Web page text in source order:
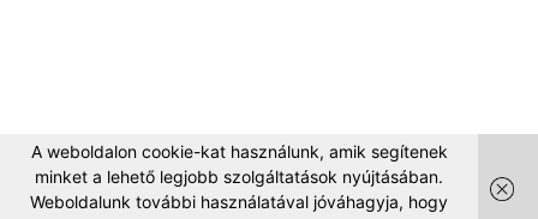
A weboldalon cookie-kat használunk, amik segítenek
minket a lehető legjobb szolgáltatások nyújtásában.
Weboldalunk további használatával jóváhagyja, hogy